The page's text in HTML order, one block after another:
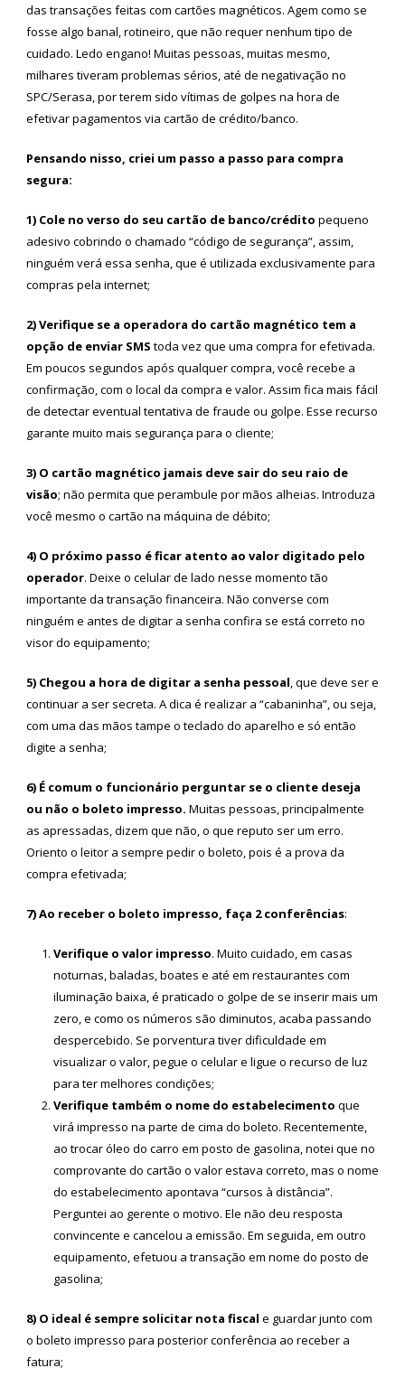
das transações feitas com cartões magnéticos. Agem como se
fosse algo banal, rotineiro, que não requer nenhum tipo de
cuidado. Ledo engano! Muitas pessoas, muitas mesmo,
milhares tiveram problemas sérios, até de negativação no
SPC/Serasa, por terem sido vítimas de golpes na hora de
efetivar pagamentos via cartão de crédito/banco.
Pensando nisso, criei um passo a passo para compra
segura:
1) Cole no verso do seu cartão de banco/crédito pequeno
adesivo cobrindo o chamado “código de segurança”, assim,
ninguém verá essa senha, que é utilizada exclusivamente para
compras pela internet;
2) Verifique se a operadora do cartão magnético tem a
opção de enviar SMS toda vez que uma compra for efetivada.
Em poucos segundos após qualquer compra, você recebe a
confirmação, com o local da compra e valor. Assim fica mais fácil
de detectar eventual tentativa de fraude ou golpe. Esse recurso
garante muito mais segurança para o cliente;
3) O cartão magnético jamais deve sair do seu raio de
visão; não permita que perambule por mãos alheias. Introduza
você mesmo o cartão na máquina de débito;
4) O próximo passo é ficar atento ao valor digitado pelo
operador. Deixe o celular de lado nesse momento tão
importante da transação financeira. Não converse com
ninguém e antes de digitar a senha confira se está correto no
visor do equipamento;
5) Chegou a hora de digitar a senha pessoal, que deve ser e
continuar a ser secreta. A dica é realizar a “cabaninha”, ou seja,
com uma das mãos tampe o teclado do aparelho e só então
digite a senha;
6) É comum o funcionário perguntar se o cliente deseja
ou não o boleto impresso. Muitas pessoas, principalmente
as apressadas, dizem que não, o que reputo ser um erro.
Oriento o leitor a sempre pedir o boleto, pois é a prova da
compra efetivada;
7) Ao receber o boleto impresso, faça 2 conferências:
Verifique o valor impresso. Muito cuidado, em casas
noturnas, baladas, boates e até em restaurantes com
iluminação baixa, é praticado o golpe de se inserir mais um
zero, e como os números são diminutos, acaba passando
despercebido. Se porventura tiver dificuldade em
visualizar o valor, pegue o celular e ligue o recurso de luz
para ter melhores condições;
Verifique também o nome do estabelecimento que
virá impresso na parte de cima do boleto. Recentemente,
ao trocar óleo do carro em posto de gasolina, notei que no
comprovante do cartão o valor estava correto, mas o nome
do estabelecimento apontava “cursos à distância”.
Perguntei ao gerente o motivo. Ele não deu resposta
convincente e cancelou a emissão. Em seguida, em outro
equipamento, efetuou a transação em nome do posto de
gasolina;
8) O ideal é sempre solicitar nota fiscal e guardar junto com
o boleto impresso para posterior conferência ao receber a
fatura;